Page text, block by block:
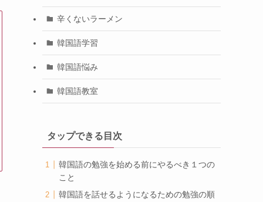
辛くないラーメン
韓国語学習
韓国語悩み
韓国語教室
タップできる目次
韓国語の勉強を始める前にやるべき１つの
こと
韓国語を話せるようになるための勉強の順